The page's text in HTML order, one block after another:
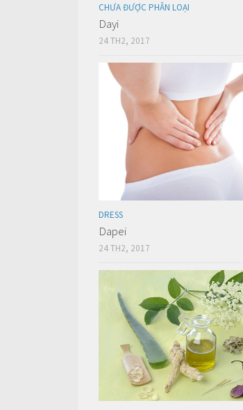
CHƯA ĐƯỢC PHÂN LOẠI
Dayi
24 TH2, 2017
DRESS
Dapei
24 TH2, 2017